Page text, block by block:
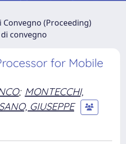
(Proceeding)
convegno
for Mobile
; MONTECCHI,
GIUSEPPE